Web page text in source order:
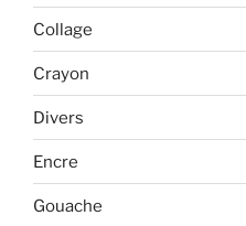
Collage
Crayon
Divers
Encre
Gouache